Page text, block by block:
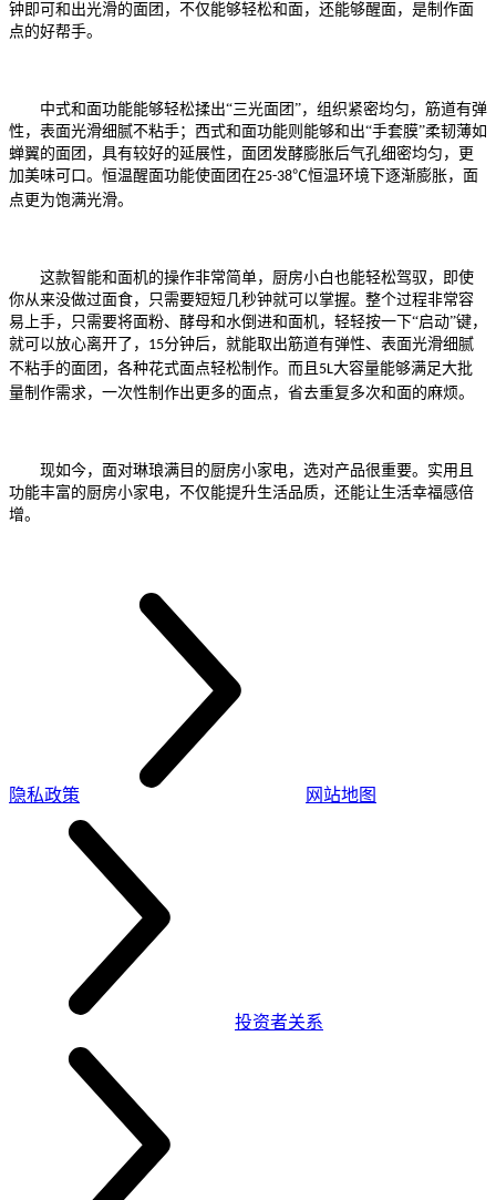
钟即可和出光滑的面团，不仅能够轻松和面，还能够醒面，是制作面
点的好帮手。
中式和面功能能够轻松揉出“三光面团”，组织紧密均匀，筋道有弹
性，表面光滑细腻不粘手；西式和面功能则能够和出“手套膜”柔韧薄如
蝉翼的面团，具有较好的延展性，面团发酵膨胀后气孔细密均匀，更
加美味可口。 恒温醒面功能使面团在25-38℃恒温环境下逐渐膨胀， 面
点更为饱满光滑。
这款智能和面机的操作非常简单，厨房小白也能轻松驾驭，即使
你从来没做过面食，只需要短短几秒钟就可以掌握。整个过程非常容
易上手，只需要将面粉、酵母和水倒进和面机，轻轻按一下“启动”键，
就可以放心离开了， 15分钟后，就能取出筋道有弹性、表面光滑细腻
不粘手的面团，各种花式面点轻松制作。而且 5L大容量能够满足大批
量制作需求，一次性制作出更多的面点，省去重复多次和面的麻烦。
现如今，面对琳琅满目的厨房小家电，选对产品很重要。实用且
功能丰富的厨房小家电，不仅能提升生活品质，还能让生活幸福感倍
增。
隐私政策 网站地图
投资者关系